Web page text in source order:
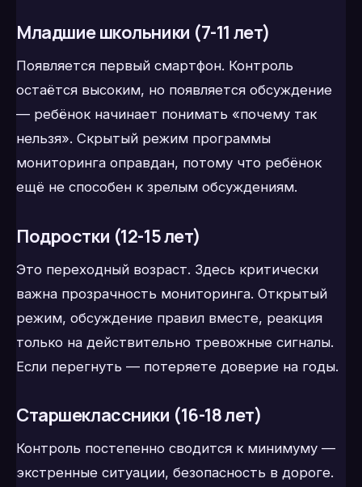
Младшие школьники (7-11 лет)
Появляется первый смартфон. Контроль
остаётся высоким, но появляется обсуждение
— ребёнок начинает понимать «почему так
нельзя». Скрытый режим программы
мониторинга оправдан, потому что ребёнок
ещё не способен к зрелым обсуждениям.
Подростки (12-15 лет)
Это переходный возраст. Здесь критически
важна прозрачность мониторинга. Открытый
режим, обсуждение правил вместе, реакция
только на действительно тревожные сигналы.
Если перегнуть — потеряете доверие на годы.
Старшеклассники (16-18 лет)
Контроль постепенно сводится к минимуму —
экстренные ситуации, безопасность в дороге.